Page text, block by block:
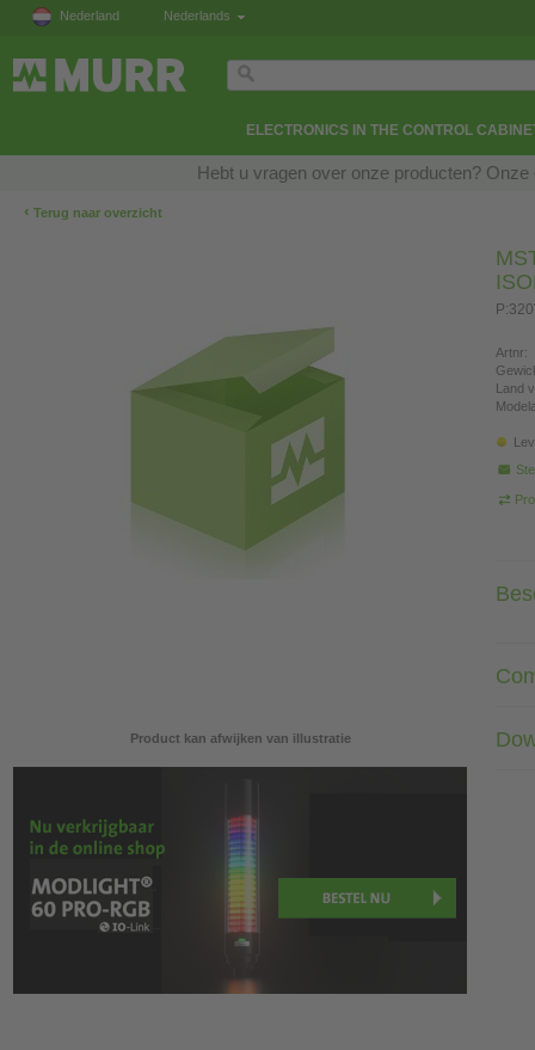
Nederland Nederlands
ELECTRONICS IN THE CONTROL
Hebt u vragen over onze producten?
‹ Terug naar overzicht
Product kan afwijken van illustratie
Artnr:
Land